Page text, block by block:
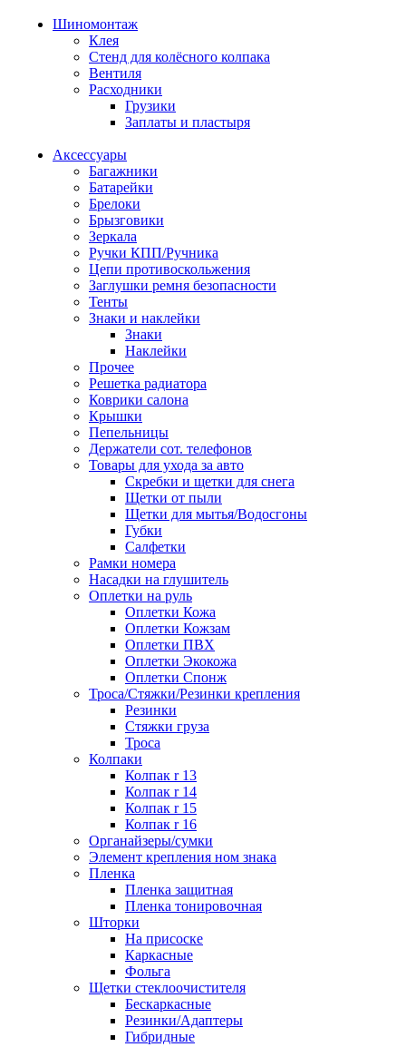
Шиномонтаж
Клея
Стенд для колёсного колпака
Вентиля
Расходники
Грузики
Заплаты и пластыря
Аксессуары
Багажники
Батарейки
Брелоки
Брызговики
Зеркала
Ручки КПП/Ручника
Цепи противоскольжения
Заглушки ремня безопасности
Тенты
Знаки и наклейки
Знаки
Наклейки
Прочее
Решетка радиатора
Коврики салона
Крышки
Пепельницы
Держатели сот. телефонов
Товары для ухода за авто
Скребки и щетки для снега
Щетки от пыли
Щетки для мытья/Водосгоны
Губки
Салфетки
Рамки номера
Насадки на глушитель
Оплетки на руль
Оплетки Кожа
Оплетки Кожзам
Оплетки ПВХ
Оплетки Экокожа
Оплетки Спонж
Троса/Стяжки/Резинки крепления
Резинки
Стяжки груза
Троса
Колпаки
Колпак r 13
Колпак r 14
Колпак r 15
Колпак r 16
Органайзеры/сумки
Элемент крепления ном знака
Пленка
Пленка защитная
Пленка тонировочная
Шторки
На присоске
Каркасные
Фольга
Щетки стеклоочистителя
Бескаркасные
Резинки/Адаптеры
Гибридные